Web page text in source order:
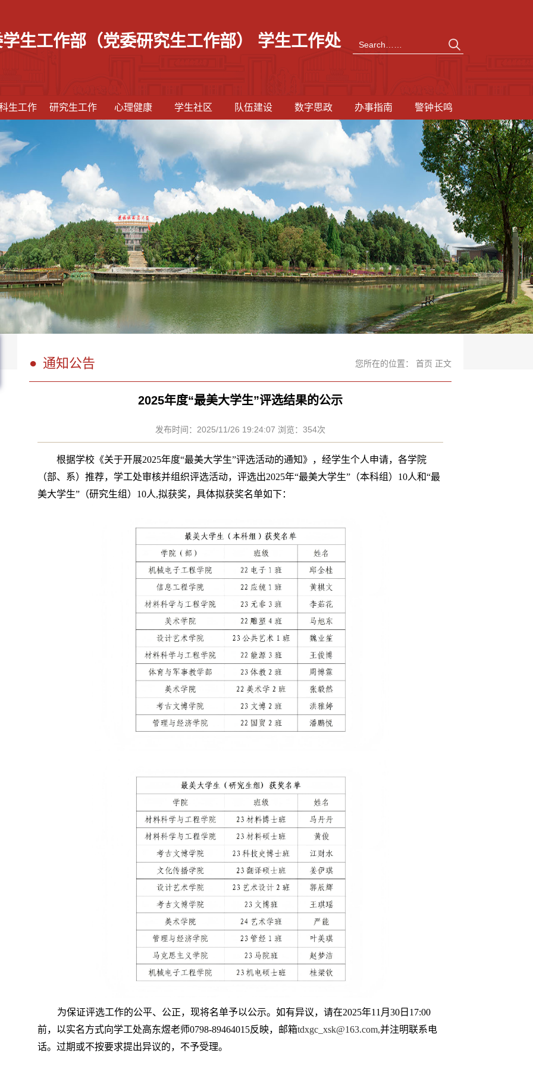
生工作部（党委研究生工作部） 学生工作处
生工作 研究生工作 心理健康 学生社区 队伍建设 数字思政 办事指南 警钟长鸣
通知公告 您所在的位置： 首页 正文
2025年度“最美大学生”评选结果的公示
发布时间：2025/11/26 19:24:07 浏览： 354次
根据学校《关于开展2025年度“最美大学生”评选活动的通知》，经学生个人申请，各学院
（部、系）推荐，学工处审核并组织评选活动，评选出2025年“最美大学生”（本科组）10人和“最
美大学生”（研究生组）10人,拟获奖，具体拟获奖名单如下：
为保证评选工作的公平、公正，现将名单予以公示。如有异议，请在2025年11月30日17:00
前，以实名方式向学工处高东煜老师0798-89464015反映， 邮箱tdxgc_xsk@163.com,并注明联系电
话。过期或不按要求提出异议的，不予受理。